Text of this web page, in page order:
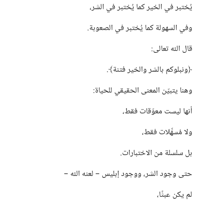
يُختبر في الخير كما يُختبر في الشر،
وفي السهولة كما يُختبر في الصعوبة.
قال الله تعالى:
﴿ونبلوكم بالشر والخير فتنة﴾.
وهنا يتبيّن المعنى الحقيقي للحياة:
أنها ليست معوّقات فقط،
ولا مُسهِّلات فقط،
بل سلسلة من الاختبارات.
حتى وجود الشر، ووجود إبليس – لعنه الله –
لم يكن عبثًا،